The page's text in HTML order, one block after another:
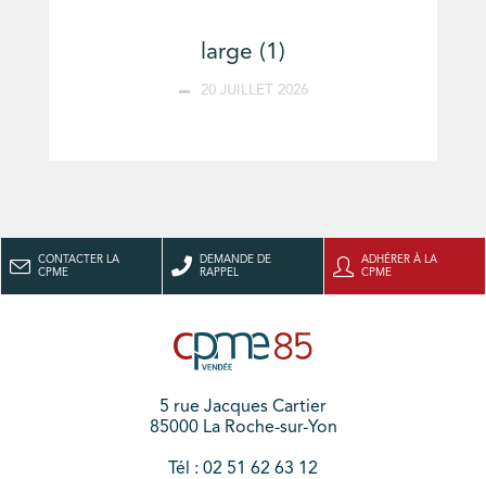
large (1)
20 JUILLET 2026
CONTACTER LA
CPME
DEMANDE DE
RAPPEL
ADHÉRER À LA
CPME
5 rue Jacques Cartier
85000 La Roche-sur-Yon
Tél : 02 51 62 63 12